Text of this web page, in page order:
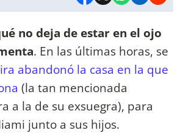
no deja de estar en el ojo
. En las últimas horas, se
abandonó la casa en la que
(la tan mencionada
a la de su exsuegra), para
junto a sus hijos.